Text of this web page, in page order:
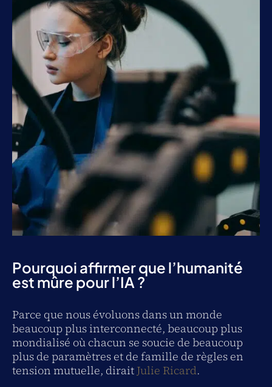
Pourquoi affirmer que l’humanité
est mûre pour l’IA ?
Parce que nous évoluons dans un monde
beaucoup plus interconnecté, beaucoup plus
mondialisé où chacun se soucie de beaucoup
plus de paramètres et de famille de règles en
tension mutuelle, dirait Julie Ricard.